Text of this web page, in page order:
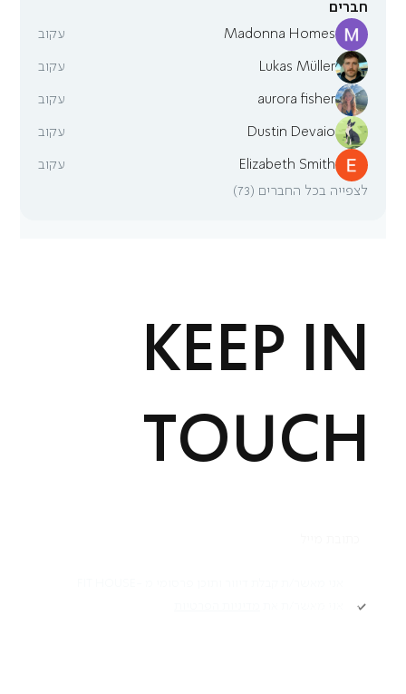
חברים
Madonna Homes
עקוב
Lukas Müller עקוב
aurora fisher עקוב
Dustin Devaio עקוב
Elizabeth Smith
עקוב
לצפייה בכל החברים (73)
KEEP IN
TOUCH
Academy תקנון